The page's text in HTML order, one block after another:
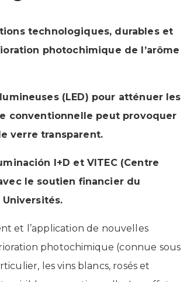
technologiques, durables et
photochimique de l’arôme
(LED) pour atténuer les
conventionnelle peut provoquer
verre transparent.
I+D et VITEC (Centre
le soutien financier du
et l’application de nouvelles
photochimique (connue sous
les vins blancs, rosés et